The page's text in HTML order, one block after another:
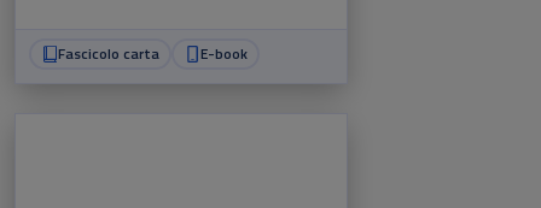
Fascicolo carta E-book